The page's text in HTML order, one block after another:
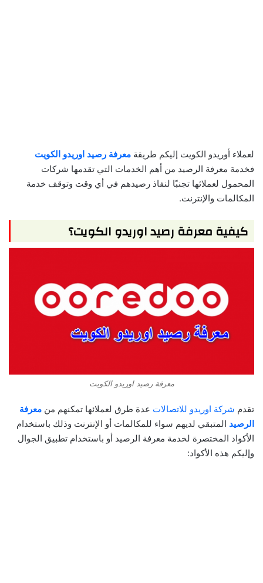
لعملاء أوريدو الكويت إليكم طريقة معرفة رصيد اوريدو الكويت
فخدمة معرفة الرصيد من أهم الخدمات التي تقدمها شركات
المحمول لعملائها تجنبًا لنفاذ رصيدهم في أي وقت وتوقف خدمة
المكالمات والإنترنت.
كيفية معرفة رصيد اوريدو الكويت؟
معرفة رصيد اوريدو الكويت
تقدم شركة اوريدو للاتصالات عدة طرق لعملائها تمكنهم من معرفة
الرصيد المتبقي لديهم سواء للمكالمات أو الإنترنت وذلك باستخدام
الأكواد المختصرة لخدمة معرفة الرصيد أو باستخدام تطبيق الجوال
وإليكم هذه الأكواد: